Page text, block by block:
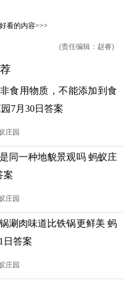
看的内容>>>
(责任编辑：赵睿)
食用物质，不能添加到食
7月30日答案
庄园
同一种地貌景观吗 蚂蚁庄
案
庄园
涮肉味道比铁锅更鲜美 蚂
日答案
庄园